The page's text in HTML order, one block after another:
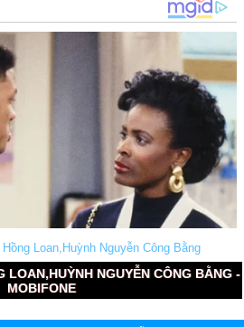
Loan,Huỳnh Nguyễn Công Bằng
LOAN,HUỲNH NGUYỄN CÔNG BẰNG -
MOBIFONE